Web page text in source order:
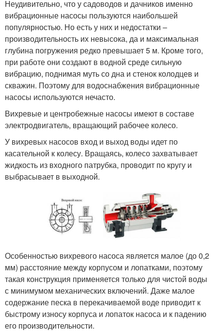
Неудивительно, что у садоводов и дачников именно
вибрационные насосы пользуются наибольшей
популярностью. Но есть у них и недостатки –
производительность их невысока, да и максимальная
глубина погружения редко превышает 5 м. Кроме того,
при работе они создают в водной среде сильную
вибрацию, поднимая муть со дна и стенок колодцев и
скважин. Поэтому для водоснабжения вибрационные
насосы используются нечасто.
Вихревые и центробежные насосы имеют в составе
электродвигатель, вращающий рабочее колесо.
У вихревых насосов вход и выход воды идет по
касательной к колесу. Вращаясь, колесо захватывает
жидкость из входного патрубка, проводит по кругу и
выбрасывает в выходной.
Особенностью вихревого насоса является малое (до 0,2
мм) расстояние между корпусом и лопатками, поэтому
такая конструкция применяется только для чистой воды
с минимумом механических включений. Даже малое
содержание песка в перекачиваемой воде приводит к
быстрому износу корпуса и лопаток насоса и к падению
его производительности.